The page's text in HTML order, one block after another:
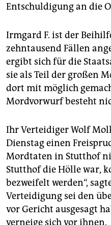
Entschuldigung an die
Irmgard F. ist der
zehntausend Fällen
ergibt sich für die
sie als Teil der großen
dort mit möglich
Mordvorwurf besteht
Ihr Verteidiger Wolf
Dienstag einen
Mordtaten in Stutthof
Stutthof die Hölle war,
bezweifelt werden“,
Verteidigung sei den
vor Gericht ausgesagt
verneige sich vor ihnen.